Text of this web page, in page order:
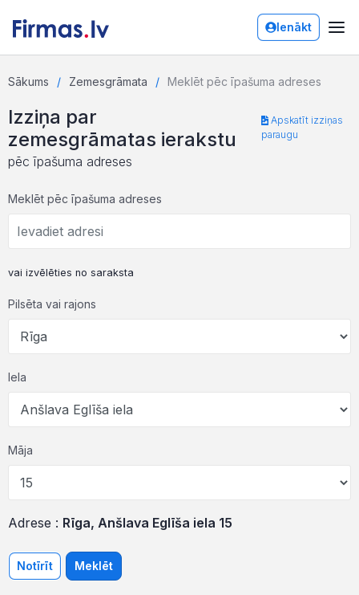
Ienākt
Sākums Zemesgrāmata Meklēt pēc īpašuma adreses
Izziņa par
zemesgrāmatas ierakstu
pēc īpašuma adreses
Apskatīt izziņas
paraugu
Meklēt pēc īpašuma adreses
vai izvēlēties no saraksta
Pilsēta vai rajons
Iela
Māja
Adrese : Rīga, Anšlava Eglīša iela 15
Notīrīt Meklēt